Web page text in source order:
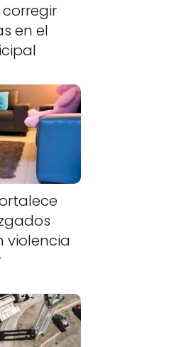
en el
violencia